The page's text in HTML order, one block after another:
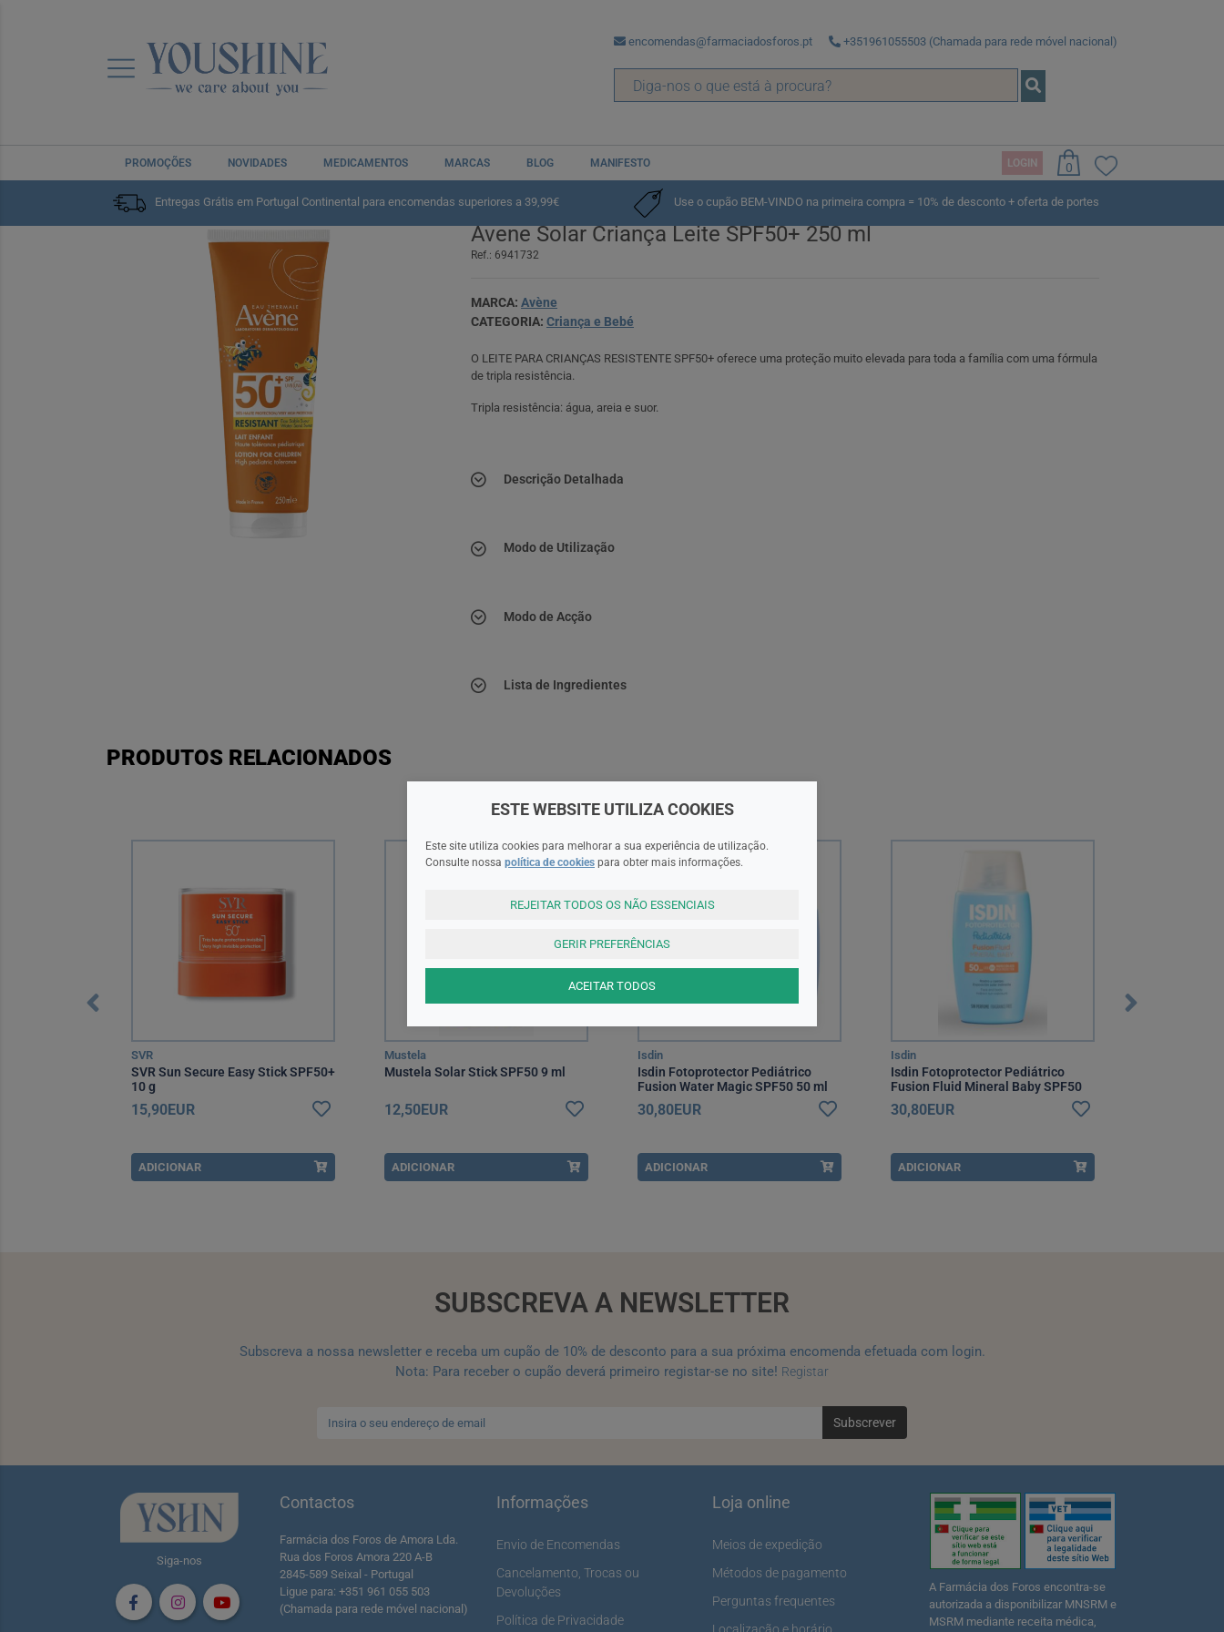
encomendas@farmaciadosforos.pt +351961055503 (Chamada para rede móvel nacional)
PROMOÇÕES NOVIDADES MEDICAMENTOS MARCAS BLOG MANIFESTO LOGIN 0
Entregas Grátis em Portugal Continental para encomendas superiores a 39,99€ Use o cupão BEM-VINDO na primeira compra = 10% de desconto + oferta de portes
Home Solares Criança e Bebé
Avene Solar Criança Leite SPF50+ 250 ml
Ref.: 6941732
MARCA: Avène
CATEGORIA: Criança e Bebé
O LEITE PARA CRIANÇAS RESISTENTE SPF50+ oferece uma proteção muito elevada para toda a família com uma fórmula
de tripla resistência.
Tripla resistência: água, areia e suor.
Descrição Detalhada
Modo de Utilização
Modo de Acção
Lista de Ingredientes
PRODUTOS RELACIONADOS
SVR
SVR Sun Secure Easy Stick SPF50+
10 g
15,90EUR
ADICIONAR
Mustela
Mustela Solar Stick SPF50 9 ml
12,50EUR
ADICIONAR
Isdin
Isdin Fotoprotector Pediátrico
Fusion Water Magic SPF50 50 ml
30,80EUR
ADICIONAR
Isdin
Isdin Fotoprotector Pediátrico
Fusion Fluid Mineral Baby SPF50
50 ml
30,80EUR
ADICIONAR
SUBSCREVA A NEWSLETTER
Subscreva a nossa newsletter e receba um cupão de 10% de desconto para a sua próxima encomenda efetuada com login.
Nota: Para receber o cupão deverá primeiro registar-se no site! Registar
Subscrever
Siga-nos
Contactos
Farmácia dos Foros de Amora Lda.
Rua dos Foros Amora 220 A-B
2845-589 Seixal - Portugal
Ligue para: +351 961 055 503
(Chamada para rede móvel nacional)
Informações
Envio de Encomendas
Cancelamento, Trocas ou
Devoluções
Política de Privacidade
Loja online
Meios de expedição
Métodos de pagamento
Perguntas frequentes
A Farmácia dos Foros encontra-se
autorizada a disponibilizar MNSRM e
MSRM mediante receita médica,
ESTE WEBSITE UTILIZA COOKIES
Este site utiliza cookies para melhorar a sua experiência de utilização.
Consulte nossa política de cookies para obter mais informações.
REJEITAR TODOS OS NÃO ESSENCIAIS
GERIR PREFERÊNCIAS
ACEITAR TODOS